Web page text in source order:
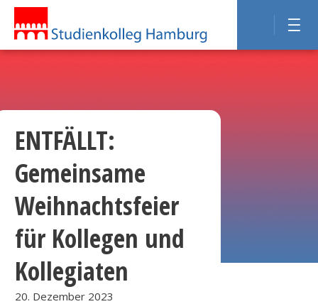
ENTFÄLLT:
Gemeinsame
Weihnachtsfeier
für Kollegen und
Kollegiaten
20. Dezember 2023